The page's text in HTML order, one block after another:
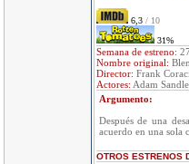
6,3 / 10
31%
Semana de estreno:
Nombre original:
Director: Frank Coraci.
Actores: Adam
Argumento:
Después de una
acuerdo en una sola
OTROS ESTRENOS